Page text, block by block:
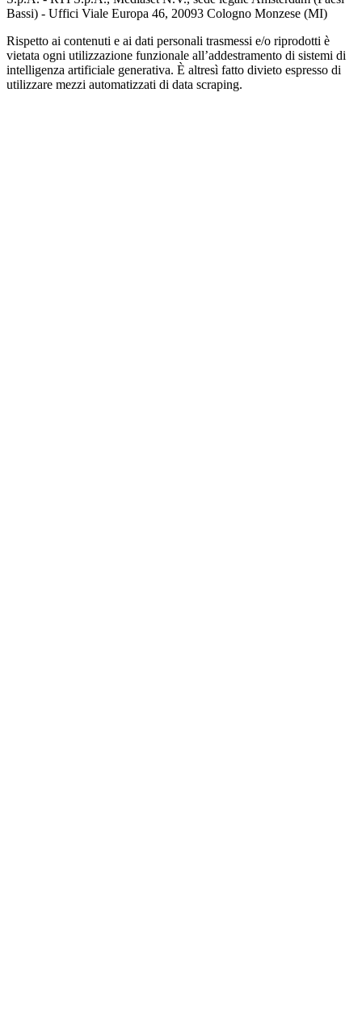
Bassi) - Uffici Viale Europa 46, 20093 Cologno Monzese (MI)
Rispetto ai contenuti e ai dati personali trasmessi e/o riprodotti è
vietata ogni utilizzazione funzionale all’addestramento di sistemi di
intelligenza artificiale generativa. È altresì fatto divieto espresso di
utilizzare mezzi automatizzati di data scraping.